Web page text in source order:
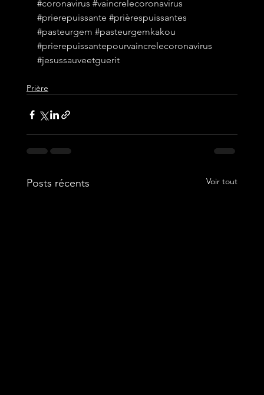
#coronavirus #vaincrelecoronavirus
#prierepuissante #prièrespuissantes
#pasteurgem #pasteurgemkakou
#prierepuissantepourvaincrelecoronavirus
#jesussauveetguerit
Prière
Posts récents Voir tout